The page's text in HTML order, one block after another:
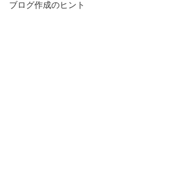
ブログ作成のヒント